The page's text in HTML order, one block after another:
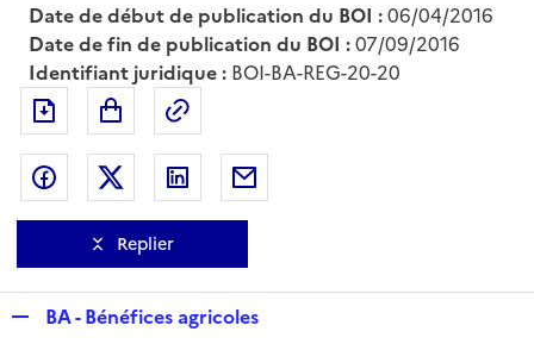
Date de début de publication du BOI :06/04/2016
Date de fin de publication du BOI :07/09/2016
Identifiant juridique : BOI-BA-REG-20-20
Exporter le document au format pdf
Partager sur Facebook
Partager sur Twitter
Partager sur LinkedIn
Replier
BA - Bénéfices agricoles